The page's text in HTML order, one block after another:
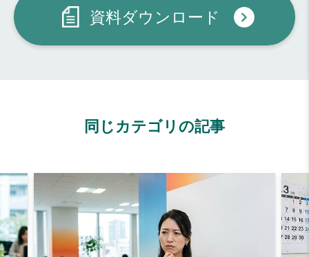
資料ダウンロード
同じカテゴリの記事